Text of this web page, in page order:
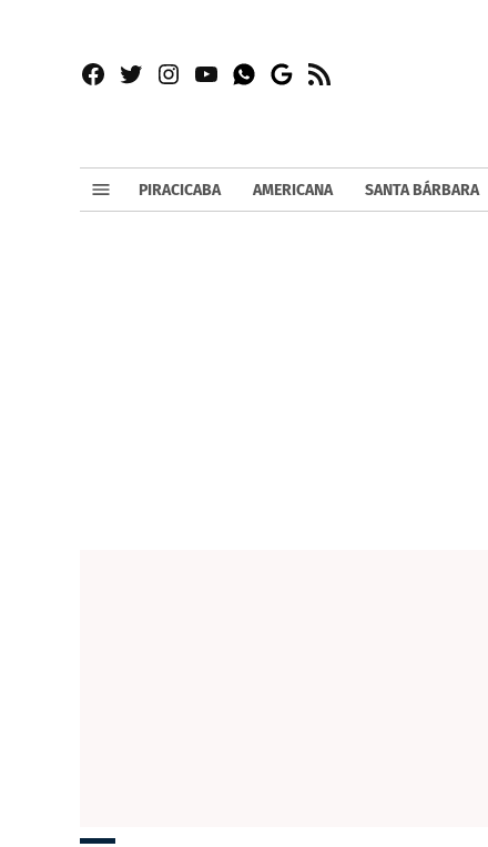
Facebook
TwitterInstagram
YouTubeWhatsapp
Google
RSS
PIRACICABA AMERICANA SANTA BÁRBARA